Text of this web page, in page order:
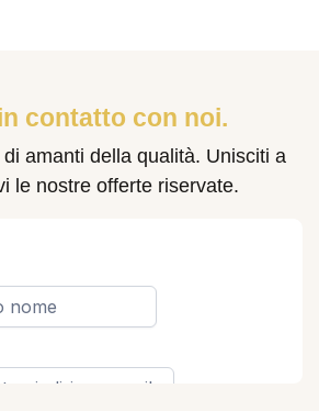
contatto con noi.
amanti della qualità. Unisciti a
le nostre offerte riservate.